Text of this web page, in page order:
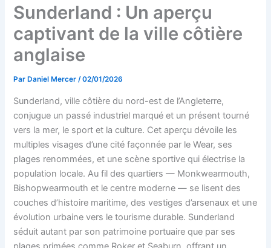
Sunderland : Un aperçu
captivant de la ville côtière
anglaise
Par Daniel Mercer/02/01/2026
Sunderland, ville côtière du nord-est de l’Angleterre,
conjugue un passé industriel marqué et un présent tourné
vers la mer, le sport et la culture. Cet aperçu dévoile les
multiples visages d’une cité façonnée par le Wear, ses
plages renommées, et une scène sportive qui électrise la
population locale. Au fil des quartiers — Monkwearmouth,
Bishopwearmouth et le centre moderne — se lisent des
couches d’histoire maritime, des vestiges d’arsenaux et une
évolution urbaine vers le tourisme durable. Sunderland
séduit autant par son patrimoine portuaire que par ses